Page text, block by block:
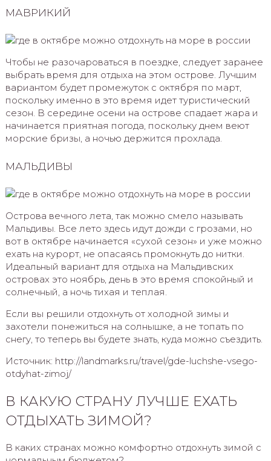
МАВРИКИЙ
Чтобы не разочароваться в поездке, следует заранее
выбрать время для отдыха на этом острове. Лучшим
вариантом будет промежуток с октября по март,
поскольку именно в это время идет туристический
сезон. В середине осени на острове спадает жара и
начинается приятная погода, поскольку днем веют
морские бризы, а ночью держится прохлада.
МАЛЬДИВЫ
Острова вечного лета, так можно смело называть
Мальдивы. Все лето здесь идут дожди с грозами, но
вот в октябре начинается «сухой сезон» и уже можно
ехать на курорт, не опасаясь промокнуть до нитки.
Идеальный вариант для отдыха на Мальдивских
островах это ноябрь, день в это время спокойный и
солнечный, а ночь тихая и теплая.
Если вы решили отдохнуть от холодной зимы и
захотели понежиться на солнышке, а не топать по
снегу, то теперь вы будете знать, куда можно съездить.
Источник: http://landmarks.ru/travel/gde-luchshe-vsego-
otdyhat-zimoj/
В КАКУЮ СТРАНУ ЛУЧШЕ ЕХАТЬ
ОТДЫХАТЬ ЗИМОЙ?
В каких странах можно комфортно отдохнуть зимой с